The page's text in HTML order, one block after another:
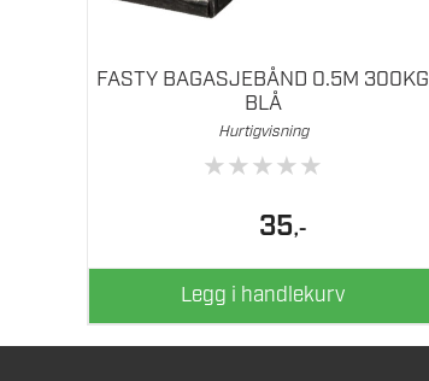
FASTY BAGASJEBÅND 0.5M 300KG
BLÅ
Hurtigvisning
★★★★★
35,-
Legg i handlekurv